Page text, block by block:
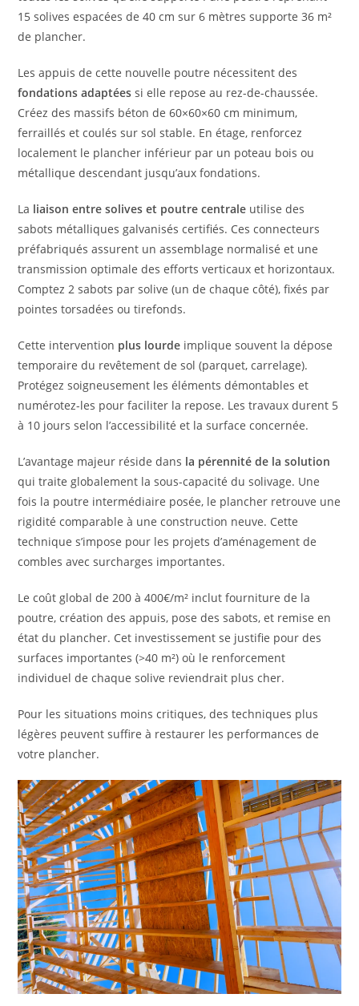
15 solives espacées de 40 cm sur 6 mètres supporte 36 m²
de plancher.
Les appuis de cette nouvelle poutre nécessitent des
fondations adaptées si elle repose au rez-de-chaussée.
Créez des massifs béton de 60×60×60 cm minimum,
ferraillés et coulés sur sol stable. En étage, renforcez
localement le plancher inférieur par un poteau bois ou
métallique descendant jusqu’aux fondations.
La liaison entre solives et poutre centrale utilise des
sabots métalliques galvanisés certifiés. Ces connecteurs
préfabriqués assurent un assemblage normalisé et une
transmission optimale des efforts verticaux et horizontaux.
Comptez 2 sabots par solive (un de chaque côté), fixés par
pointes torsadées ou tirefonds.
Cette intervention plus lourde implique souvent la dépose
temporaire du revêtement de sol (parquet, carrelage).
Protégez soigneusement les éléments démontables et
numérotez-les pour faciliter la repose. Les travaux durent 5
à 10 jours selon l’accessibilité et la surface concernée.
L’avantage majeur réside dans la pérennité de la solution
qui traite globalement la sous-capacité du solivage. Une
fois la poutre intermédiaire posée, le plancher retrouve une
rigidité comparable à une construction neuve. Cette
technique s’impose pour les projets d’aménagement de
combles avec surcharges importantes.
Le coût global de 200 à 400€/m² inclut fourniture de la
poutre, création des appuis, pose des sabots, et remise en
état du plancher. Cet investissement se justifie pour des
surfaces importantes (>40 m²) où le renforcement
individuel de chaque solive reviendrait plus cher.
Pour les situations moins critiques, des techniques plus
légères peuvent suffire à restaurer les performances de
votre plancher.